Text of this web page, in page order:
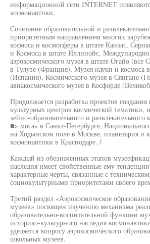
информационной сети INTERNET
космонавтики.
Сочетание образовательной и
приоритетным направлением многих
космоса и космосферы в штате Канзас,
и Космоса в штате Иллинойс,
аэрокосмического музея в штате Огайо
в Тулузе (Франция), Музея науки и космоса
(Испания), Космического музея в Сянгане
авиакосмического музея в Косфорде
Продолжается разработка проектов
культурных центров космической тематики,
зейно-образовательного и развлекательного
■> моса» в Санкт-Петербурге,
на Ходынском поле в Москве, планетария и
космонавтики в Краснодаре. /
Каждый из обозначенных этапов
наследия имеет свойственные ему
характерные черты, связанные с
социокультурными приоритетами своего
Третий раздел «Аэрокосмическое
музеев» посвящен изучению механизма
образовательно-воспитательной функции
историко-культурного наследия
уделяется вопросу аэрокосмического
школьных музеев.